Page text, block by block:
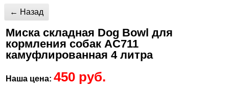
← Назад
Миска складная Dog Bowl для
кормления собак AC711
камуфлированная 4 литра
Наша цена: 450 руб.